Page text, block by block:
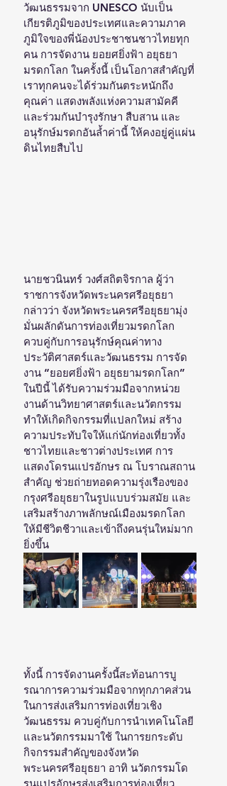
วัฒนธรรมจาก UNESCO นับเป็น
เกียรติภูมิของประเทศและความภาค
ภูมิใจของพี่น้องประชาชนชาวไทยทุก
คน การจัดงาน ยอยศยิ่งฟ้า อยุธยา
มรดกโลก ในครั้งนี้ เป็นโอกาสสำคัญที่
เราทุกคนจะได้ร่วมกันตระหนักถึง
คุณค่า แสดงพลังแห่งความสามัคคี
และร่วมกันบำรุงรักษา สืบสาน และ
อนุรักษ์มรดกอันล้ำค่านี้ ให้คงอยู่คู่แผ่น
ดินไทยสืบไป
นายชวนินทร์ วงศ์สถิตจิรกาล ผู้ว่า
ราชการจังหวัดพระนครศรีอยุธยา
กล่าวว่า จังหวัดพระนครศรีอยุธยามุ่ง
มั่นผลักดันการท่องเที่ยวมรดกโลก
ควบคู่กับการอนุรักษ์คุณค่าทาง
ประวัติศาสตร์และวัฒนธรรม การจัด
งาน “ยอยศยิ่งฟ้า อยุธยามรดกโลก”
ในปีนี้ ได้รับความร่วมมือจากหน่วย
งานด้านวิทยาศาสตร์และนวัตกรรม
ทำให้เกิดกิจกรรมที่แปลกใหม่ สร้าง
ความประทับใจให้แก่นักท่องเที่ยวทั้ง
ชาวไทยและชาวต่างประเทศ การ
แสดงโดรนแปรอักษร ณ โบราณสถาน
สำคัญ ช่วยถ่ายทอดความรุ่งเรืองของ
กรุงศรีอยุธยาในรูปแบบร่วมสมัย และ
เสริมสร้างภาพลักษณ์เมืองมรดกโลก
ให้มีชีวิตชีวาและเข้าถึงคนรุ่นใหม่มาก
ยิ่งขึ้น
ทั้งนี้ การจัดงานครั้งนี้สะท้อนการบู
รณาการความร่วมมือจากทุกภาคส่วน
ในการส่งเสริมการท่องเที่ยวเชิง
วัฒนธรรม ควบคู่กับการนำเทคโนโลยี
และนวัตกรรมมาใช้ ในการยกระดับ
กิจกรรมสำคัญของจังหวัด
พระนครศรีอยุธยา อาทิ นวัตกรรมโด